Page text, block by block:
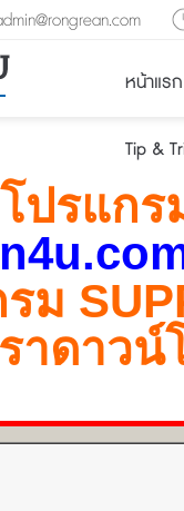
หน้าแรก
Tip &
ปรแก
ม
าดาว